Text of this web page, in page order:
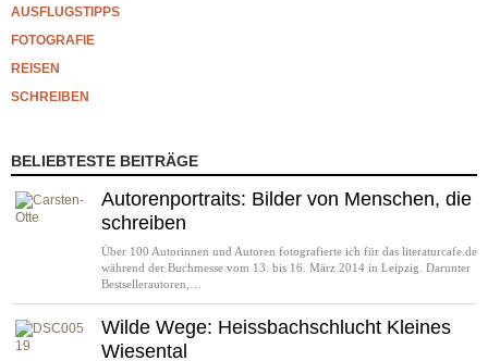
AUSFLUGSTIPPS
FOTOGRAFIE
REISEN
SCHREIBEN
BELIEBTESTE BEITRÄGE
Autorenportraits: Bilder von Menschen, die
schreiben
Über 100 Autorinnen und Autoren fotografierte ich für das literaturcafe.de
während der Buchmesse vom 13. bis 16. März 2014 in Leipzig. Darunter
Bestsellerautoren,…
Wilde Wege: Heissbachschlucht Kleines
Wiesental